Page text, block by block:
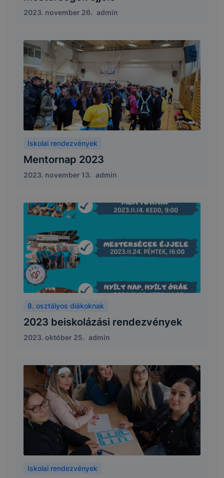
2023. november 26. admin
Iskolai rendezvények
Mentornap 2023
2023. november 13. admin
8. osztályos diákoknak
2023 beiskolázási rendezvények
2023. október 25. admin
Iskolai rendezvények